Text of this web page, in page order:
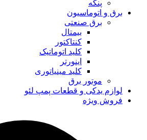
پنکه
برق و اتوماسیون
برق صنعتی
بیمتال
کنتاکتور
کلید اتوماتیک
اینورتر
کلید مینیاتوری
موتور برق
لوازم یدکی و قطعات پمپ لئو
فروش ویژه